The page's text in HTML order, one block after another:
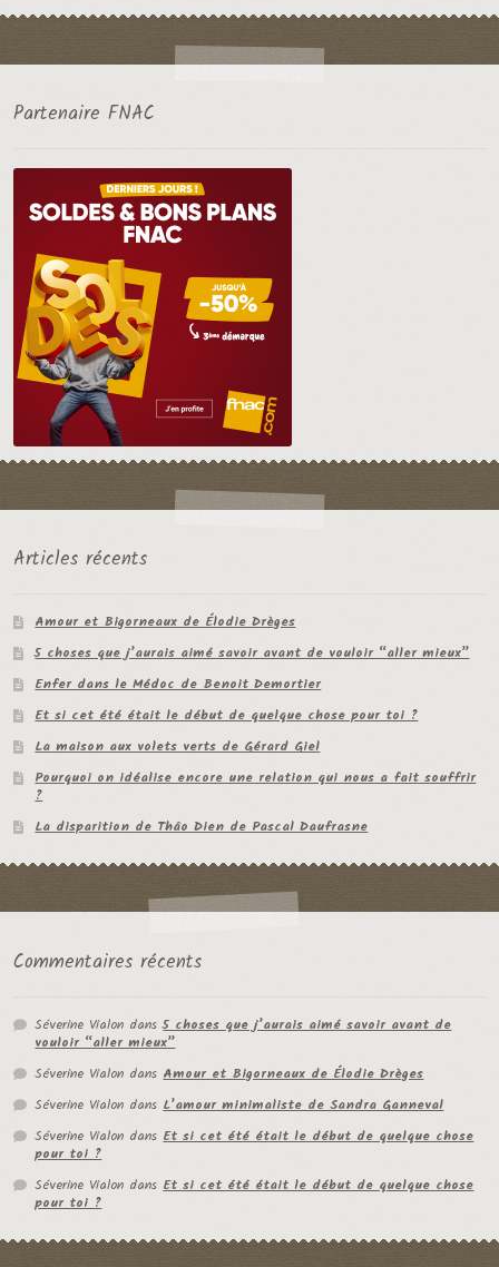
Partenaire FNAC
Articles récents
Amour et Bigorneaux de Élodie Drèges
5 choses que j’aurais aimé savoir avant de vouloir “aller mieux”
Enfer dans le Médoc de Benoit Demortier
Et si cet été était le début de quelque chose pour toi ?
La maison aux volets verts de Gérard Giel
Pourquoi on idéalise encore une relation qui nous a fait souffrir
?
La disparition de Thâo Dien de Pascal Daufrasne
Commentaires récents
Séverine Vialon dans5 choses que j’aurais aimé savoir avant de
vouloir “aller mieux”
Séverine Vialon dans Amour et Bigorneaux de Élodie Drèges
Séverine Vialon dans L’amour minimaliste de Sandra Ganneval
Séverine Vialon dans Et si cet été était le début de quelque chose
pour toi ?
Séverine Vialon dans Et si cet été était le début de quelque chose
pour toi ?